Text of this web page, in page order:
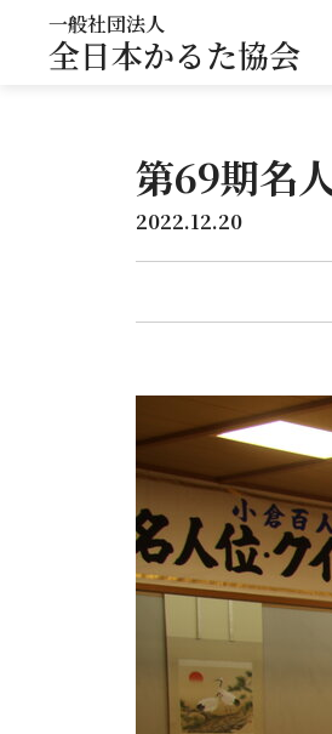
一般社団法人
全日本かるた協会
第69期名
2022.12.20